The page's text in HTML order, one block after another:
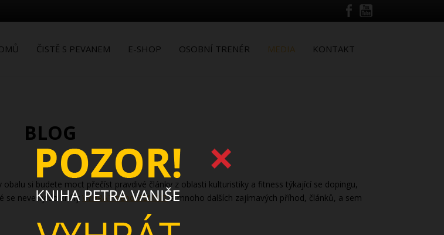
ČISTĚ S PEVANEM E-SHOP OSOBNÍ TRENÉR MEDIA KONTAKT
BLOG
si budete moct přečíst pravdivé články z oblasti kulturistiky a fitness týkající se dopingu,
se nevešly do knihy VYHRÁT nebo ZEMŘÍTa mnoho dalších zajímavých příhod, článků, a sem